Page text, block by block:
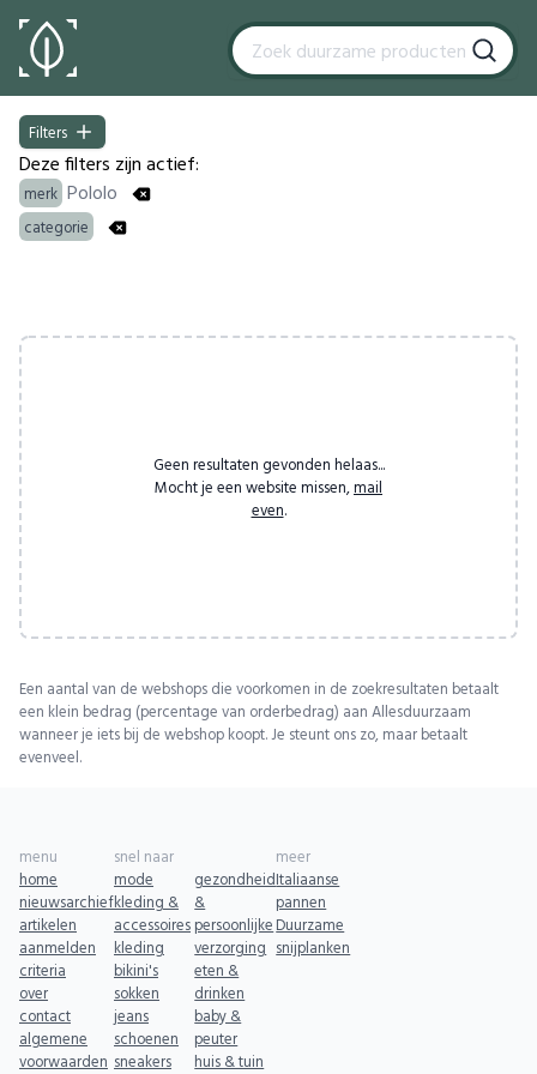
Filters
Filters
Deze filters zijn actief:
merk Pololo
categorie
Geen resultaten gevonden helaas...
Mocht je een website missen, mail
even.
Een aantal van de webshops die voorkomen in de zoekresultaten betaalt
een klein bedrag (percentage van orderbedrag) aan Allesduurzaam
wanneer je iets bij de webshop koopt. Je steunt ons zo, maar betaalt
evenveel.
menu
home
nieuwsarchief
artikelen
aanmelden
criteria
over
contact
algemene
voorwaarden
snel naar
mode
kleding &
accessoires
kleding
bikini's
sokken
jeans
schoenen
sneakers
gezondheid
&
persoonlijke
verzorging
eten &
drinken
baby &
peuter
huis & tuin
meer
Italiaanse
pannen
Duurzame
snijplanken